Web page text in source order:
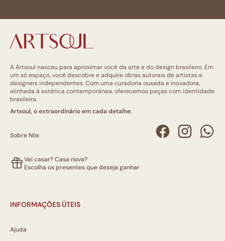
A Artsoul nasceu para aproximar você da arte e do design brasileiro. Em
um só espaço, você descobre e adquire obras autorais de artistas e
designers independentes. Com uma curadoria ousada e inovadora,
alinhada à estética contemporânea, oferecemos peças com identidade
brasileira.
Artsoul, o extraordinário em cada detalhe.
Sobre Nós
Vai casar? Casa nova?
Escolha os presentes que deseja ganhar
INFORMAÇÕES ÚTEIS
Ajuda